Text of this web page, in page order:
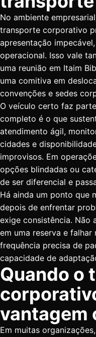
No ambiente
transporte corporativo
apresentação
operacional. Isso vale
uma reunião em Itaim
uma comitiva em
convenções e sedes
O veículo certo faz
completo é o que
atendimento ágil,
cidades e
improvisos. Em
opções blindadas ou
de ser diferencial e
Há ainda um ponto que
depois de enfrentar
exige consistência. Não
em uma reserva e
frequência precisa de
capacidade de
Quando o
vantagem
Em muitas